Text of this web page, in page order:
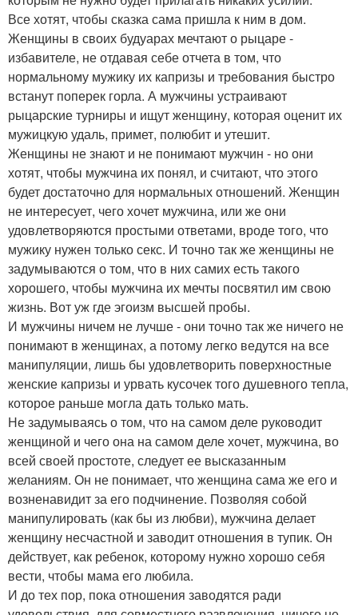
Все хотят, чтобы сказка сама пришла к ним в дом.
Женщины в своих будуарах мечтают о рыцаре -
избавителе, не отдавая себе отчета в том, что
нормальному мужику их капризы и требования быстро
встанут поперек горла. А мужчины устраивают
рыцарские турниры и ищут женщину, которая оценит их
мужицкую удаль, примет, полюбит и утешит.
Женщины не знают и не понимают мужчин - но они
хотят, чтобы мужчина их понял, и считают, что этого
будет достаточно для нормальных отношений. Женщин
не интересует, чего хочет мужчина, или же они
удовлетворяются простыми ответами, вроде того, что
мужику нужен только секс. И точно так же женщины не
задумываются о том, что в них самих есть такого
хорошего, чтобы мужчина их мечты посвятил им свою
жизнь. Вот уж где эгоизм высшей пробы.
И мужчины ничем не лучше - они точно так же ничего не
понимают в женщинах, а потому легко ведутся на все
манипуляции, лишь бы удовлетворить поверхностные
женские капризы и урвать кусочек того душевного тепла,
которое раньше могла дать только мать.
Не задумываясь о том, что на самом деле руководит
женщиной и чего она на самом деле хочет, мужчина, во
всей своей простоте, следует ее высказанным
желаниям. Он не понимает, что женщина сама же его и
возненавидит за его подчинение. Позволяя собой
манипулировать (как бы из любви), мужчина делает
женщину несчастной и заводит отношения в тупик. Он
действует, как ребенок, которому нужно хорошо себя
вести, чтобы мама его любила.
И до тех пор, пока отношения заводятся ради